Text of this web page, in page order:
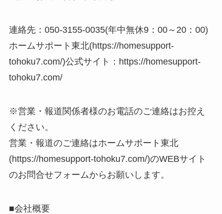
連絡先：050-3155-0035(年中無休9：00～20：00)
ホームサポート東北(https://homesupport-
tohoku7.com/)公式サイト：https://homesupport-
tohoku7.com/
※営業・報道関係者様のお電話のご連絡はお控え
ください。
営業・報道のご連絡はホームサポート東北
(https://homesupport-tohoku7.com/)のWEBサイト
のお問合せフォームからお願いします。
■会社概要